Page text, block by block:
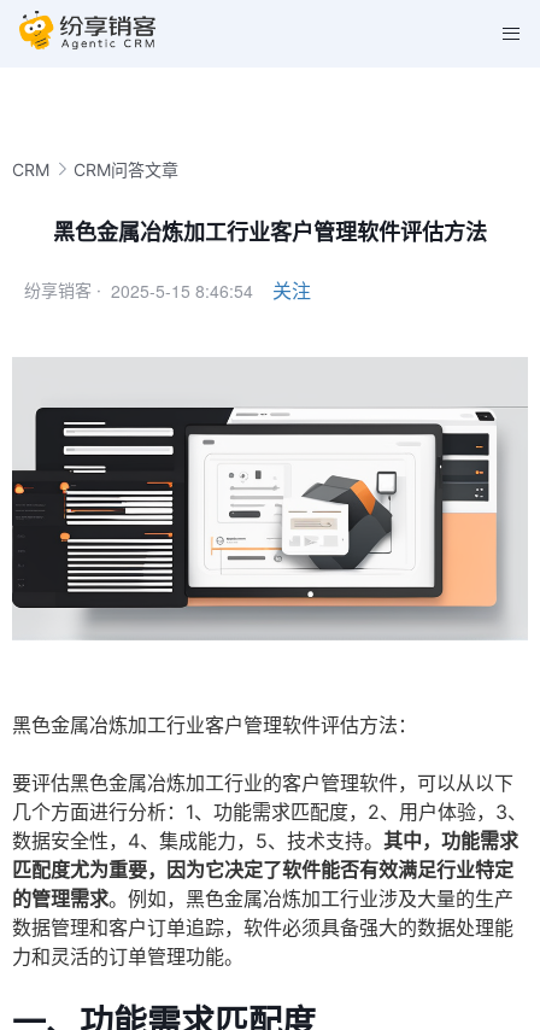
CRM CRM问答文章
黑色金属冶炼加工行业客户管理软件评估方法
纷享销客 · 2025-5-15 8:46:54 关注
黑色金属冶炼加工行业客户管理软件评估方法：
要评估黑色金属冶炼加工行业的客户管理软件，可以从以下
几个方面进行分析：1、功能需求匹配度，2、用户体验，3、
数据安全性，4、集成能力，5、技术支持。 其中，功能需求
匹配度尤为重要，因为它决定了软件能否有效满足行业特定
的管理需求。例如，黑色金属冶炼加工行业涉及大量的生产
数据管理和客户订单追踪，软件必须具备强大的数据处理能
力和灵活的订单管理功能。